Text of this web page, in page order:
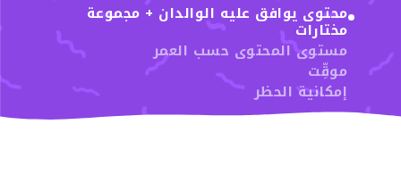
محتوى يوافق عليه الوالدان + مجموعة
مختارات
مستوى المحتوى حسب العمر
موقِّت
إمكانية الحظر